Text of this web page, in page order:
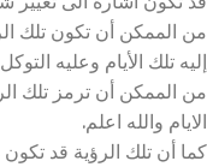
من الممكن أن تكون تلك
إليه تلك الأيام وعليه
من الممكن أن ترمز تلك
الايام والله اعلم.
كما أن تلك الرؤية قد